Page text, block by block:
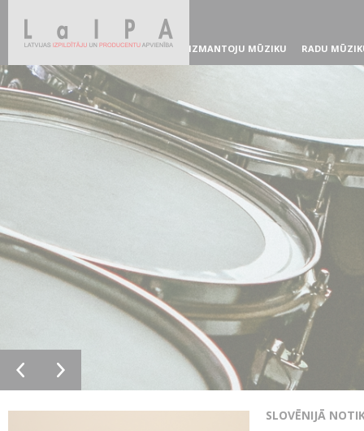
IZMANTOJU MŪZIKU RADU
SLOVĒNIJĀ